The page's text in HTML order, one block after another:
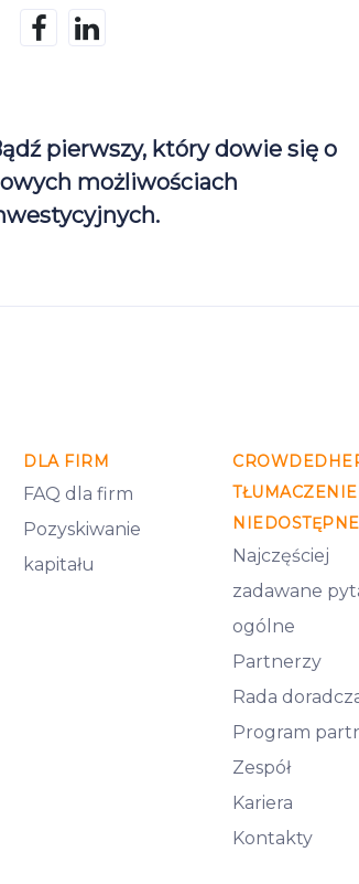
pierwszy, który dowie się o
możliwościach
DLA FIRM
FAQ dla firm
Pozyskiwanie
kapitału
TŁUMACZENIE
Najczęściej
zadawane
ogólne
Partnerzy
Rada
Program
Zespół
Kariera
Kontakty